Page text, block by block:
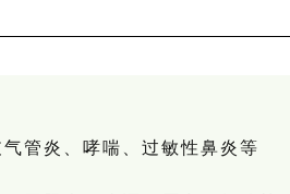
管炎、哮喘、过敏性鼻炎等